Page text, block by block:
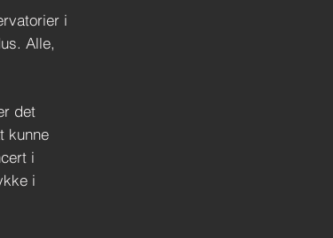
i
Alle,
det
kunne
i
i